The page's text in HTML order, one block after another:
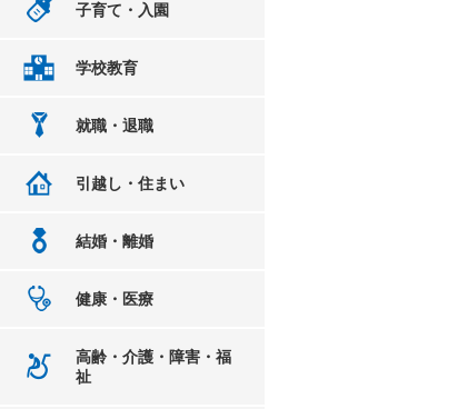
子育て・入園
学校教育
就職・退職
引越し・住まい
結婚・離婚
健康・医療
高齢・介護・障害・福
祉